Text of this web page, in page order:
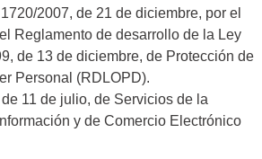
2007, de 21 de diciembre, por el
Reglamento de desarrollo de la Ley
de 13 de diciembre, de Protección de
Personal (RDLOPD).
11 de julio, de Servicios de la
y de Comercio Electrónico